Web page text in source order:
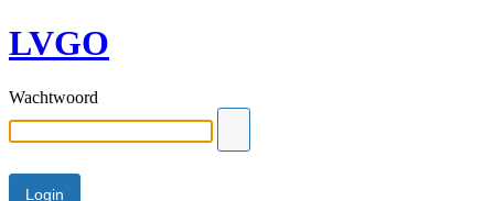
LVGO
Wachtwoord